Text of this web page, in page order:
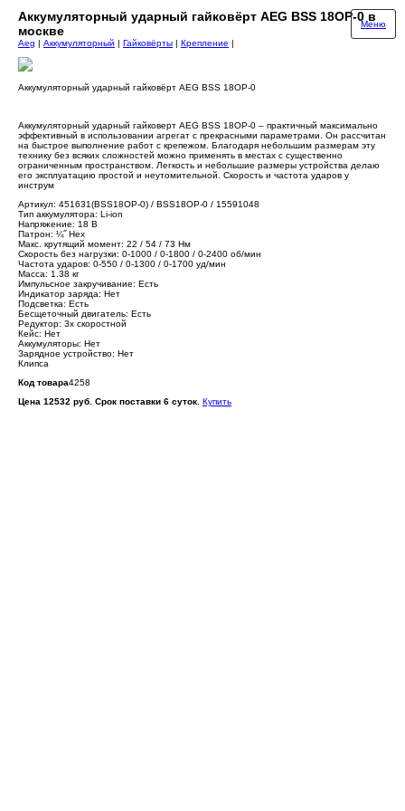
Аккумуляторный ударный гайковёрт AEG BSS 18OP-0 в
москве
Меню
Aeg | Аккумуляторный | Гайковёрты | Крепление |
Аккумуляторный ударный гайковёрт AEG BSS 18OP-0
Аккумуляторный ударный гайковерт AEG BSS 18OP-0 – практичный максимально
эффективный в использовании агрегат с прекрасными параметрами. Он рассчитан
на быстрое выполнение работ с крепежом. Благодаря небольшим размерам эту
технику без всяких сложностей можно применять в местах с существенно
ограниченным пространством. Легкость и небольшие размеры устройства делаю
его эксплуатацию простой и неутомительной. Скорость и частота ударов у
инструм
Артикул: 451631(BSS18OP-0) / BSS18OP-0 / 15591048
Тип аккумулятора: Li-ion
Напряжение: 18 В
Патрон: ¼˝ Hex
Макс. крутящий момент: 22 / 54 / 73 Нм
Скорость без нагрузки: 0-1000 / 0-1800 / 0-2400 об/мин
Частота ударов: 0-550 / 0-1300 / 0-1700 уд/мин
Масса: 1.38 кг
Импульсное закручивание: Есть
Индикатор заряда: Нет
Подсветка: Есть
Бесщеточный двигатель: Есть
Редуктор: 3х скоростной
Кейс: Нет
Аккумуляторы: Нет
Зарядное устройство: Нет
Клипса
Код товара4258
Цена 12532 руб. Срок поставки 6 суток. Купить